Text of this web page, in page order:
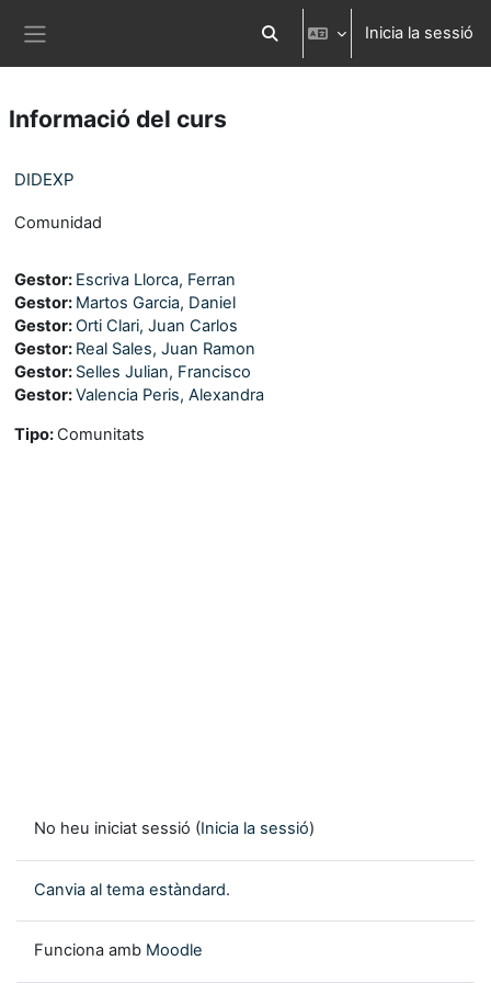
Commuta l'entrada de la cerca
Inicia la sessió
Informació del curs
DIDEXP
Comunidad
Gestor: Escriva Llorca, Ferran
Gestor: Martos Garcia, Daniel
Gestor:Orti Clari, Juan Carlos
Gestor: Real Sales, Juan Ramon
Gestor: Selles Julian, Francisco
Gestor:Valencia Peris, Alexandra
Tipo: Comunitats
No heu iniciat sessió (Inicia la sessió)
Canvia al tema estàndard.
Funciona amb Moodle